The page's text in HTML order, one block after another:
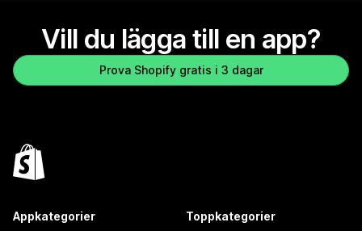
Vill du lägga till en app?
Prova Shopify gratis i 3 dagar
Appkategorier Toppkategorier